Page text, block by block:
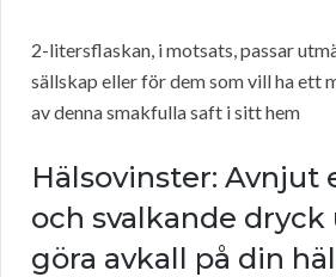
2-litersflaskan, i motsats, passar
sällskap eller för dem som vill ha ett
av denna smakfulla saft i sitt hem
Hälsovinster: Avnjut
och svalkande
göra avkall på din